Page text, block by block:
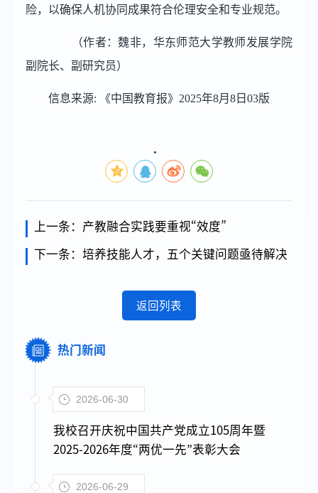
险，以确保人机协同成果符合伦理安全和专业规范。
（作者：魏非，华东师范大学教师发展学院
副院长、副研究员）
信息来源: 《中国教育报》2025年8月8日03版
上一条： 产教融合实践要重视“效度”
下一条： 培养技能人才，五个关键问题亟待解决
返回列表
热门新闻
2026-06-30
我校召开庆祝中国共产党成立105周年暨
2025-2026年度“两优一先”表彰大会
2026-06-29